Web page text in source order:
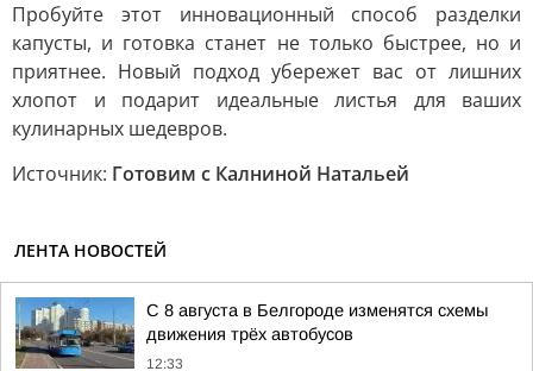
Пробуйте этот инновационный способ разделки
капусты, и готовка станет не только быстрее, но и
приятнее. Новый подход убережет вас от лишних
хлопот и подарит идеальные листья для ваших
кулинарных шедевров.
Источник: Готовим с Калниной Натальей
ЛЕНТА НОВОСТЕЙ
С 8 августа в Белгороде изменятся схемы
движения трёх автобусов
12:33